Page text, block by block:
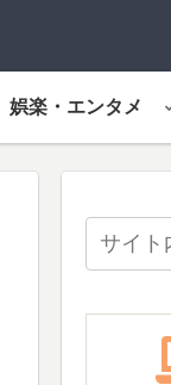
娯楽・エンタメ